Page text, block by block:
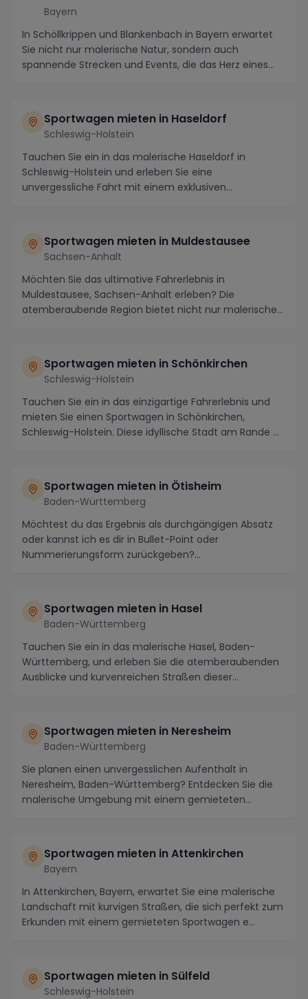
Bayern
In Schöllkrippen und Blankenbach in Bayern erwartet
Sie nicht nur malerische Natur, sondern auch
spannende Strecken und Events, die das Herz eines
Sportwagen mieten in Haseldorf
Schleswig-Holstein
Tauchen Sie ein in das malerische Haseldorf in
Schleswig-Holstein und erleben Sie eine
unvergessliche Fahrt mit einem exklusiven
Sportwagen mieten in Muldestausee
Sachsen-Anhalt
Möchten Sie das ultimative Fahrerlebnis in
Muldestausee, Sachsen-Anhalt erleben? Die
atemberaubende Region bietet nicht nur malerische
Sportwagen mieten in Schönkirchen
Schleswig-Holstein
Tauchen Sie ein in das einzigartige Fahrerlebnis und
mieten Sie einen Sportwagen in Schönkirchen,
Schleswig-Holstein. Diese idyllische Stadt am Rande ...
Sportwagen mieten in Ötisheim
Baden-Württemberg
Möchtest du das Ergebnis als durchgängigen Absatz
oder kannst ich es dir in Bullet-Point oder
Nummerierungsform zurückgeben?...
Sportwagen mieten in Hasel
Baden-Württemberg
Tauchen Sie ein in das malerische Hasel, Baden-
Württemberg, und erleben Sie die atemberaubenden
Ausblicke und kurvenreichen Straßen dieser
Sportwagen mieten in Neresheim
Baden-Württemberg
Sie planen einen unvergesslichen Aufenthalt in
Neresheim, Baden-Württemberg? Entdecken Sie die
malerische Umgebung mit einem gemieteten
Sportwagen mieten in Attenkirchen
Bayern
In Attenkirchen, Bayern, erwartet Sie eine malerische
Landschaft mit kurvigen Straßen, die sich perfekt zum
Erkunden mit einem gemieteten Sportwagen e...
Sportwagen mieten in Sülfeld
Schleswig-Holstein